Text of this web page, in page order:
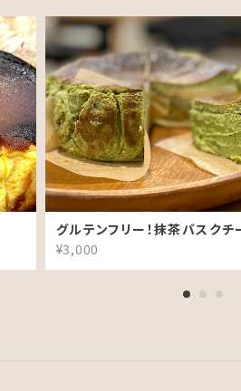
グルテンフリー！抹茶バスクチ
¥3,000